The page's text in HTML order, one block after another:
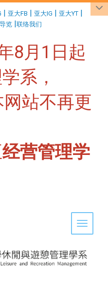
| 亚大FB | 亚大IG | 亚大YT |
览 |联络我们
8月1日起
系，
站不再更
经营管理学
Toggle